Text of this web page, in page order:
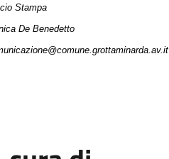
Stampa
De Benedetto